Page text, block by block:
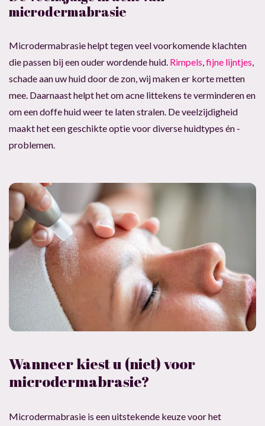
microdermabrasie
Microdermabrasie helpt tegen veel voorkomende klachten
die passen bij een ouder wordende huid. Rimpels,fijne lijntjes,
schade aan uw huid door de zon, wij maken er korte metten
mee. Daarnaast helpt het om acne littekens te verminderen en
om een doffe huid weer te laten stralen. De veelzijdigheid
maakt het een geschikte optie voor diverse huidtypes én -
problemen.
Wanneer kiest u (niet) voor
microdermabrasie?
Microdermabrasie is een uitstekende keuze voor het